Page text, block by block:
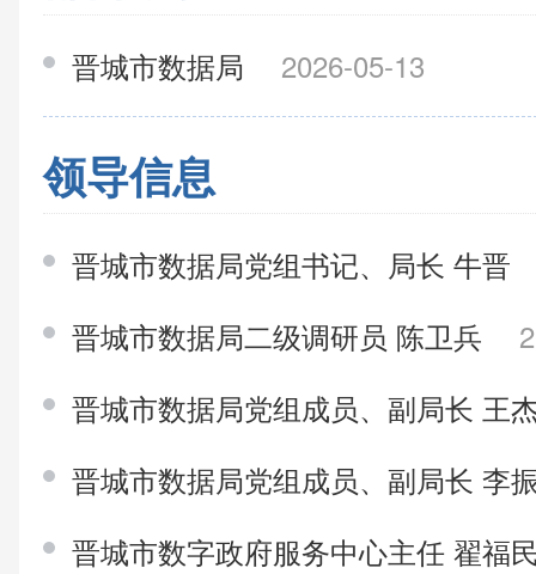
晋城市数据局 2026-05-13
领导信息
晋城市数据局党组书记、局长 牛晋
晋城市数据局二级调研员 陈卫兵
晋城市数据局党组成员、副局长 王
晋城市数据局党组成员、副局长 李
晋城市数字政府服务中心主任 翟福